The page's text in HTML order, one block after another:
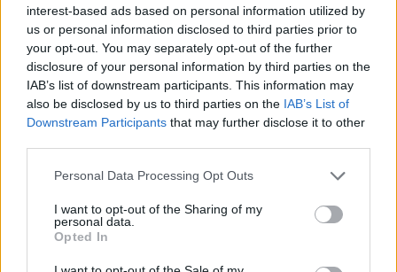
interest-based ads based on personal information utilized by
us or personal information disclosed to third parties prior to
your opt-out. You may separately opt-out of the further
disclosure of your personal information by third parties on the
IAB’s list of downstream participants. This information may
also be disclosed by us to third parties on the IAB’s List of
Downstream Participants that may further disclose it to other
Please note that this website/app uses one or more Google
not limited to your visit or usage behaviour. You may click to
grant or deny consent to Google and its third-party tags to
use your data for below specified purposes in below Google
consent section.
Personal Data Processing Opt Outs
I want to opt-out of the Sharing of my
personal data.
Opted In